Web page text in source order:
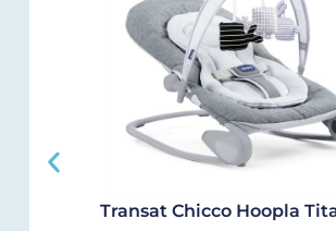
Transat Chicco Hoopla